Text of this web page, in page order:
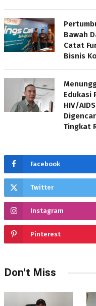
Bawah
Catat
Bisnis
Edukasi
HIV/
Tingkat
Facebook
Twitter
Instagram
Pinterest
Don't Miss